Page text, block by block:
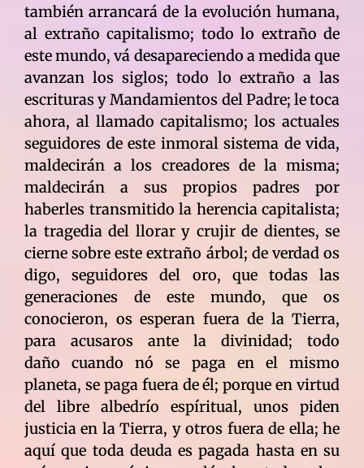
también arrancará de la evolución humana,
al extraño capitalismo; todo lo extraño de
este mundo, vá desapareciendo a medida que
avanzan los siglos; todo lo extraño a las
escrituras y Mandamientos del Padre; le toca
ahora, al llamado capitalismo; los actuales
seguidores de este inmoral sistema de vida,
maldecirán a los creadores de la misma;
maldecirán a sus propios padres por
haberles transmitido la herencia capitalista;
la tragedia del llorar y crujir de dientes, se
cierne sobre este extraño árbol; de verdad os
digo, seguidores del oro, que todas las
generaciones de este mundo, que os
conocieron, os esperan fuera de la Tierra,
para acusaros ante la divinidad; todo
daño cuando nó se paga en el mismo
planeta, se paga fuera de él; porque en virtud
del libre albedrío espíritual, unos piden
justicia en la Tierra, y otros fuera de ella; he
aquí que toda deuda es pagada hasta en su